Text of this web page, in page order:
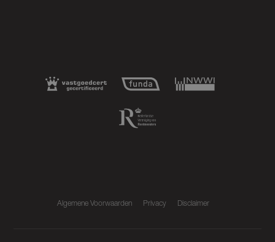
Algemene Voorwaarden Privacy Disclaimer